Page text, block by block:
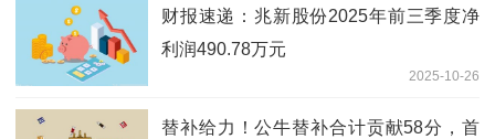
财报速递：兆新股份2025年前三季度净
利润490.78万元
2025-10-26
替补给力！公牛替补合计贡献58分，首